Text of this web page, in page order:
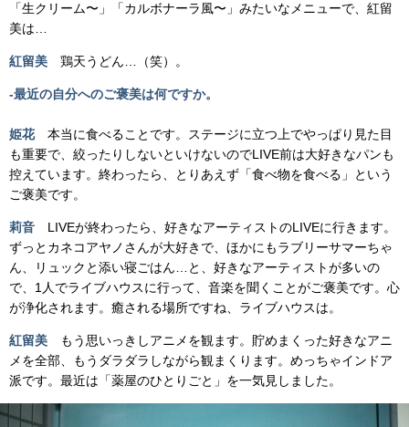
「生クリーム〜」「カルボナーラ風〜」みたいなメニューで、紅留
美は…
紅留美 鶏天うどん…（笑）。
-最近の自分へのご褒美は何ですか。
姫花 本当に食べることです。ステージに立つ上でやっぱり見た目
も重要で、絞ったりしないといけないのでLIVE前は大好きなパンも
控えています。終わったら、とりあえず「食べ物を食べる」という
ご褒美です。
莉音 LIVEが終わったら、好きなアーティストのLIVEに行きます。
ずっとカネコアヤノさんが大好きで、ほかにもラブリーサマーちゃ
ん、リュックと添い寝ごはん…と、好きなアーティストが多いの
で、1人でライブハウスに行って、音楽を聞くことがご褒美です。心
が浄化されます。癒される場所ですね、ライブハウスは。
紅留美
もう思いっきしアニメを観ます。貯めまくった好きなアニ
メを全部、もうダラダラしながら観まくります。めっちゃインドア
派です。最近は「薬屋のひとりごと」を一気見しました。